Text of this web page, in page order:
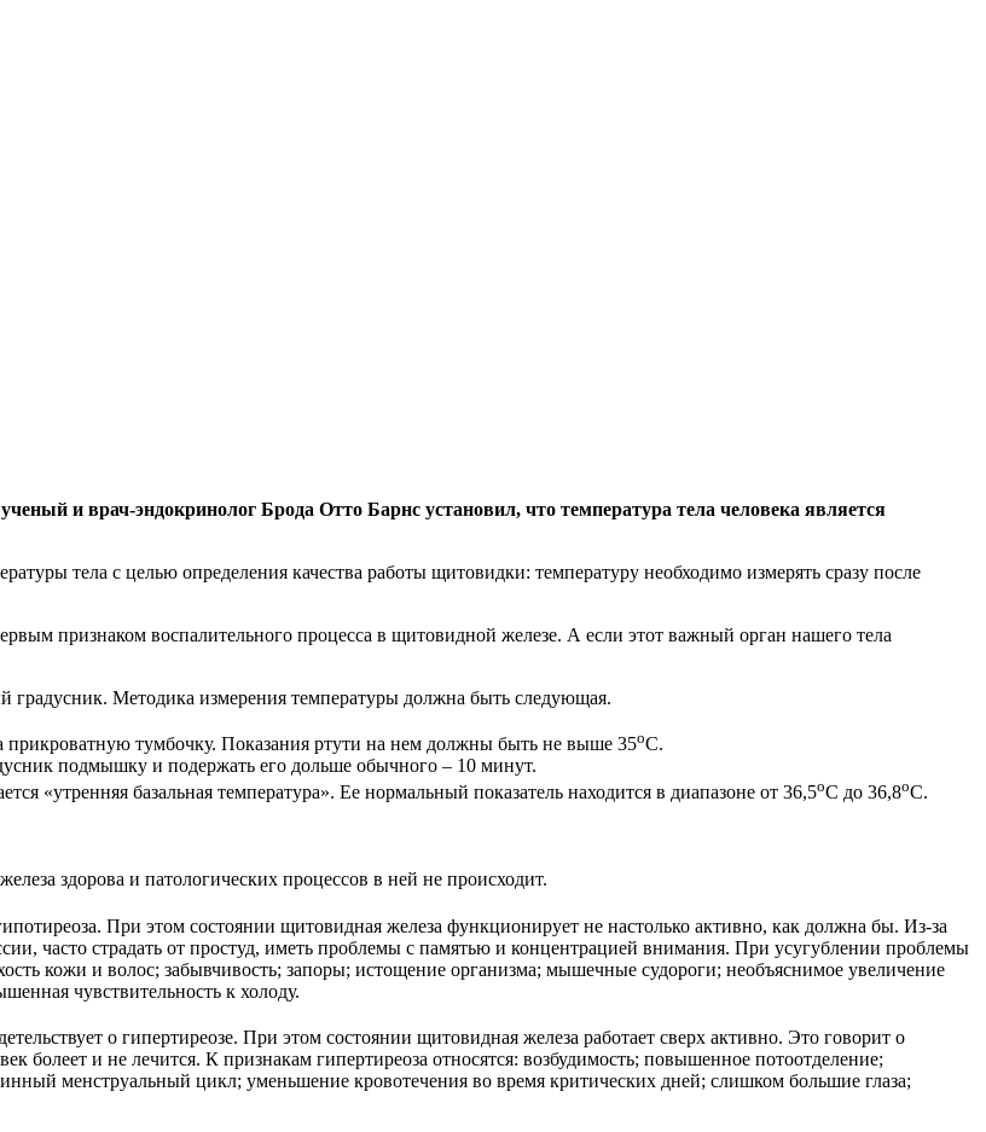
и врач-эндокринолог Брода Отто Барнс установил, что температура тела человека является
тела с целью определения качества работы щитовидки: температуру необходимо измерять сразу после
признаком воспалительного процесса в щитовидной железе. А если этот важный орган нашего тела
Методика измерения температуры должна быть следующая.
прикроватную тумбочку. Показания ртути на нем должны быть не выше 35оС.
подмышку и подержать его дольше обычного – 10 минут.
«утренняя базальная температура». Ее нормальный показатель находится в диапазоне от 36,5оС до 36,8оС.
здорова и патологических процессов в ней не происходит.
При этом состоянии щитовидная железа функционирует не настолько активно, как должна бы. Из-за
часто страдать от простуд, иметь проблемы с памятью и концентрацией внимания. При усугублении проблемы
кожи и волос; забывчивость; запоры; истощение организма; мышечные судороги; необъяснимое увеличение
чувствительность к холоду.
о гипертиреозе. При этом состоянии щитовидная железа работает сверх активно. Это говорит о
болеет и не лечится. К признакам гипертиреоза относятся: возбудимость; повышенное потоотделение;
менструальный цикл; уменьшение кровотечения во время критических дней; слишком большие глаза;